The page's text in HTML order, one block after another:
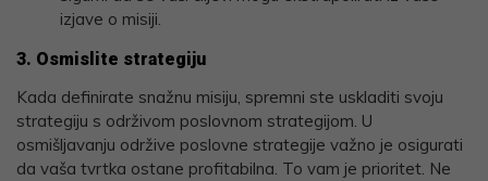
izjave o misiji.
3. Osmislite strategiju
Kada definirate snažnu misiju, spremni ste uskladiti svoju
strategiju s održivom poslovnom strategijom. U
osmišljavanju održive poslovne strategije važno je osigurati
da vaša tvrtka ostane profitabilna. To vam je prioritet. Ne